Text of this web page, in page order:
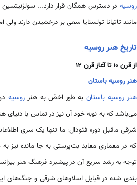
روسیهدر دسترس همگان قرار دارد... سولژنیتسین که در سال 1974 از شوروی اخراج شده بود در
مانند تاتیانا تولستایا سعی بر درخشیدن دارند
تاریخ هنر روسیه
از قرن 10 تا آغاز قرن 12
هنر روسیه باستان
هنر روسیه باستانبه طور اخصّ به هنر روسیه
می‌باشد که به نوبه خود آن نیز در تماس با
شرقی ماقبل دوره فئودال، ما تنها یک سری
که در معماری معابد بت‌پرستی به جا مانده نیز
توجه به رشد سریع آن در پیشبرد فرهنگ هنر
بندی شده در قبایل اسلاوهای شرقی و جنگ‌های